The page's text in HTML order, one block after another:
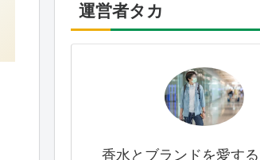
運営者タカ
香水とブランドを愛す